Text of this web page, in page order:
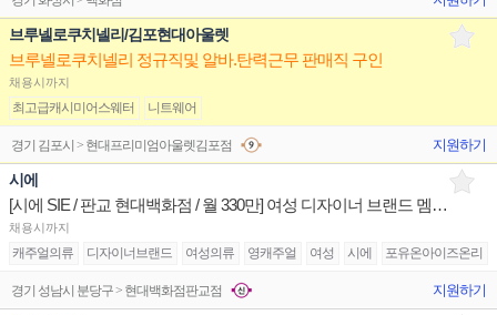
브루넬로쿠치넬리/김포현대아울렛
브루넬로쿠치넬리 정규직및 알바.탄력근무 판매직 구인
채용시까지
최고급캐시미어스웨터 니트웨어
경기 김포시 > 현대프리미엄아울렛김포점 지원하기
시에
[시에 SIE / 판교 현대백화점 / 월 330만] 여성 디자이너 브랜드 멤버 구인
채용시까지
캐주얼의류 디자이너브랜드 여성의류 영캐주얼 여성 시에 포유온아이즈온리
경기 성남시 분당구 > 현대백화점판교점 지원하기